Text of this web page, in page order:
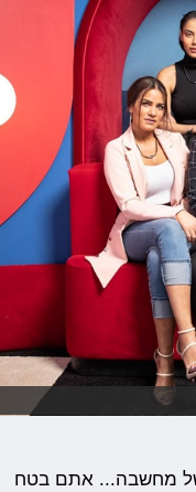
של מחשבה... אתם בטח